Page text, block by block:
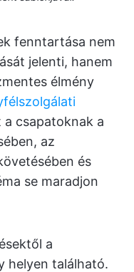
fenntartása nem
jelenti, hanem
élmény
a csapatoknak a
az
és
se maradjon
a
helyen található.